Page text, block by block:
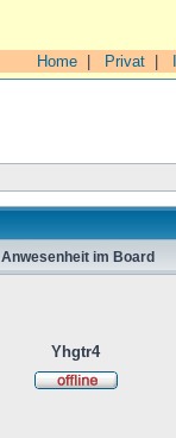
Home Privat
Anwesenheit im Board
Yhgtr4